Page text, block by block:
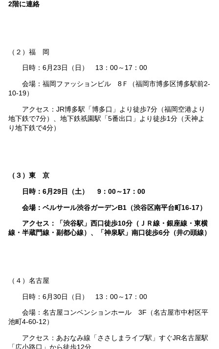
2階に連絡
（２）福 岡
日時：6月23日（日） 13：00～17：00
会場：福岡ファッションビル 8Ｆ（福岡市博多区博多駅前2-
10-19）
アクセス：JR博多駅「博多口」より徒歩7分（福岡空港より
地下鉄で7分）、地下鉄祇園駅「5番出口」より徒歩1分（天神よ
り地下鉄で4分）
（３）東 京
日時：6月29日（土） 9：00～17：00
会場：ベルサール渋谷ガーデンB1（渋谷区南平台町16-17）
アクセス：「渋谷駅」西口徒歩10分（ＪＲ線・銀座線・東横
線・半蔵門線・副都心線）、「神泉駅」南口徒歩6分（井の頭線）
（４）名古屋
日時：6月30日（日） 13：00～17：00
会場：名古屋コンベンションホール 3F（名古屋市中村区平
池町4-60-12）
アクセス：あおなみ線「ささしまライブ駅」すぐJR名古屋駅
「広小路口」から徒歩12分